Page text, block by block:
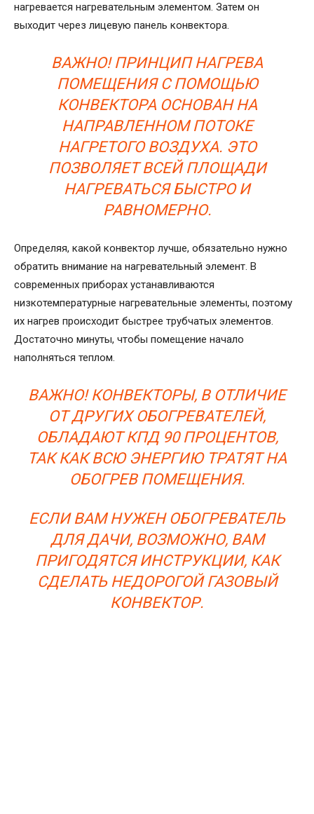
нагревается нагревательным элементом. Затем он
выходит через лицевую панель конвектора.
ВАЖНО! ПРИНЦИП НАГРЕВА
ПОМЕЩЕНИЯ С ПОМОЩЬЮ
КОНВЕКТОРА ОСНОВАН НА
НАПРАВЛЕННОМ ПОТОКЕ
НАГРЕТОГО ВОЗДУХА. ЭТО
ПОЗВОЛЯЕТ ВСЕЙ ПЛОЩАДИ
НАГРЕВАТЬСЯ БЫСТРО И
РАВНОМЕРНО.
Определяя, какой конвектор лучше, обязательно нужно
обратить внимание на нагревательный элемент. В
современных приборах устанавливаются
низкотемпературные нагревательные элементы, поэтому
их нагрев происходит быстрее трубчатых элементов.
Достаточно минуты, чтобы помещение начало
наполняться теплом.
ВАЖНО! КОНВЕКТОРЫ, В ОТЛИЧИЕ
ОТ ДРУГИХ ОБОГРЕВАТЕЛЕЙ,
ОБЛАДАЮТ КПД 90 ПРОЦЕНТОВ,
ТАК КАК ВСЮ ЭНЕРГИЮ ТРАТЯТ НА
ОБОГРЕВ ПОМЕЩЕНИЯ.
ЕСЛИ ВАМ НУЖЕН ОБОГРЕВАТЕЛЬ
ДЛЯ ДАЧИ, ВОЗМОЖНО, ВАМ
ПРИГОДЯТСЯ ИНСТРУКЦИИ, КАК
СДЕЛАТЬ НЕДОРОГОЙ ГАЗОВЫЙ
КОНВЕКТОР.